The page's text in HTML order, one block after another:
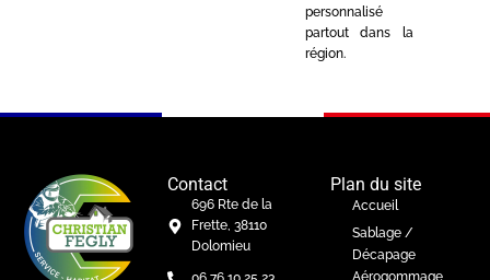
personnalisé
partout dans la
région.
Contact
696 Rte de la
Frette, 38110
Dolomieu
Plan du site
Accueil
Sablage /
Décapage